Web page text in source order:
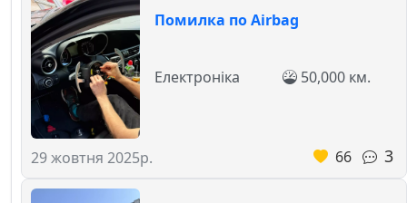
Помилка по Airbag
29 жовтня 2025р.
Електроніка 50,000 км.
66 3